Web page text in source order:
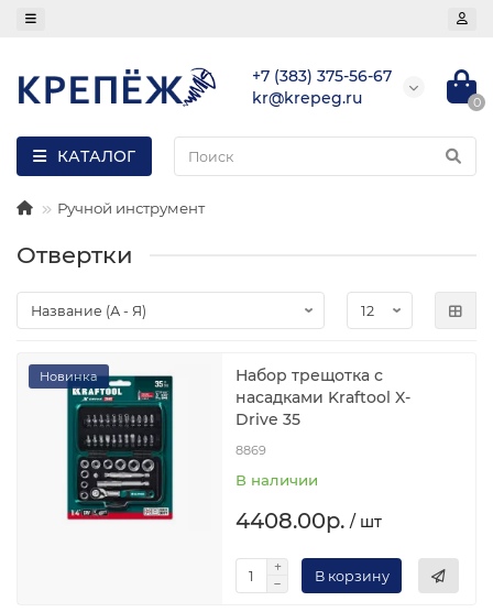
+7 (383) 375-56-67
kr@krepeg.ru
0
КАТАЛОГ
Ручной инструмент
Отвертки
Новинка
Набор трещотка с
насадками Kraftool X-
Drive 35
8869
В наличии
4408.00р. / шт
В корзину